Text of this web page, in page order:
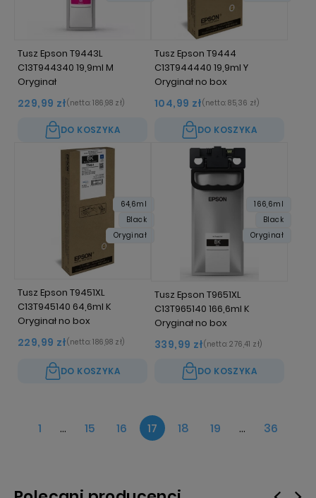
Tusz Epson T9443L
C13T944340 19,9ml M
Oryginał
229,99 zł(netto: 186,98 zł)
DO KOSZYKA
Tusz Epson T9444
C13T944440 19,9ml Y
Oryginał no box
104,99 zł(netto: 85,36 zł)
DO KOSZYKA
Tusz Epson T9451XL
C13T945140 64,6ml K
Oryginał no box
229,99 zł(netto: 186,98 zł)
DO KOSZYKA
64,6ml
Black
Oryginał
Tusz Epson T9651XL
C13T965140 166,6ml K
Oryginał no box
339,99 zł(netto: 276,41 zł)
DO KOSZYKA
166,6ml
Black
Oryginał
1 ... 15 16 17 18 19 ... 36